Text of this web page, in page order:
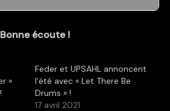
Bonne écoute !
»
Feder et UPSAHL annoncent
l’été avec « Let There Be
Drums » !
17 avril 2021